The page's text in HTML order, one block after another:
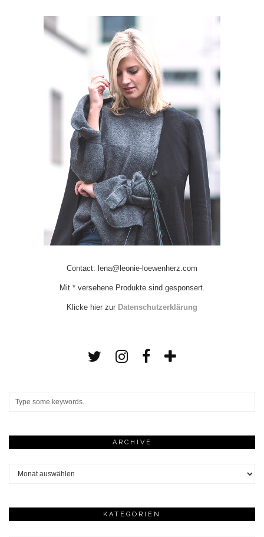
Contact: lena@leonie-loewenherz.com
Mit * versehene Produkte sind gesponsert.
Klicke hier zur Datenschutzerklärung
ARCHIVE
KATEGORIEN